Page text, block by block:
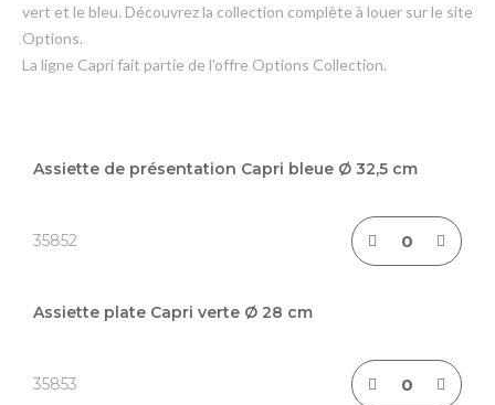
vert et le bleu. Découvrez la collection complète à louer sur le site
Options.
La ligne Capri fait partie de l’offre Options Collection.
du
Assiette de présentation Capri bleue Ø 32,5 cm
35852
Assiette plate Capri verte Ø 28 cm
35853